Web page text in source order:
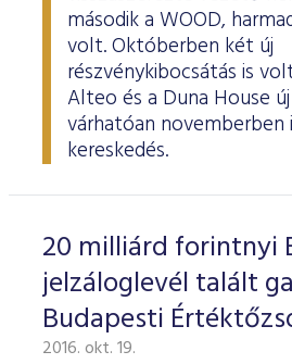
második a WOOD,
volt. Októberben két új
részvénykibocsátás is
Alteo és a Duna House
várhatóan novemberben
kereskedés.
20 milliárd forintnyi
jelzáloglevél talált
Budapesti
2016. okt. 19.